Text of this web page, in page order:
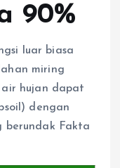
90%
luar biasa
miring
air hujan dapat
dengan
berundak Fakta